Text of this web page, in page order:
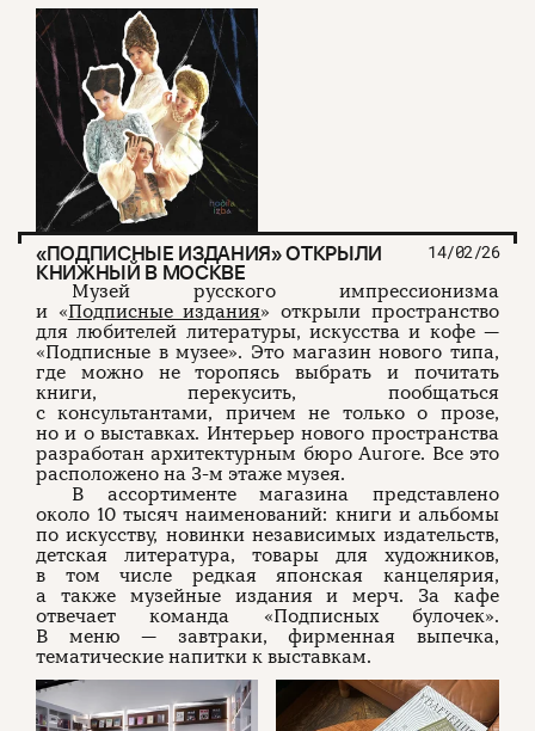
«ПОДПИСНЫЕ ИЗДАНИЯ» ОТКРЫЛИ
КНИЖНЫЙ В МОС­КВЕ
14/02/26
Музей русского импрессионизма
и «Подписные издания» открыли пространство
для любителей литературы, искусства и кофе —
«Подписные в музее». Это магазин нового типа,
где можно не торопясь выбрать и почитать
книги, перекусить, пообщаться
с консультантами, причем не только о прозе,
но и о выставках. Интерьер нового пространства
разработан архитектурным бюро Aurore. Все это
расположено на 3-м этаже музея.
В ассортименте магазина представлено
около 10 тысяч наименований: книги и альбомы
по искусству, новинки независимых издательств,
детская литература, товары для художников,
в том числе редкая японская канцелярия,
а также музейные издания и мерч. За кафе
отвечает команда «Подписных булочек».
В меню — завтраки, фирменная выпечка,
тематические напитки к выставкам.